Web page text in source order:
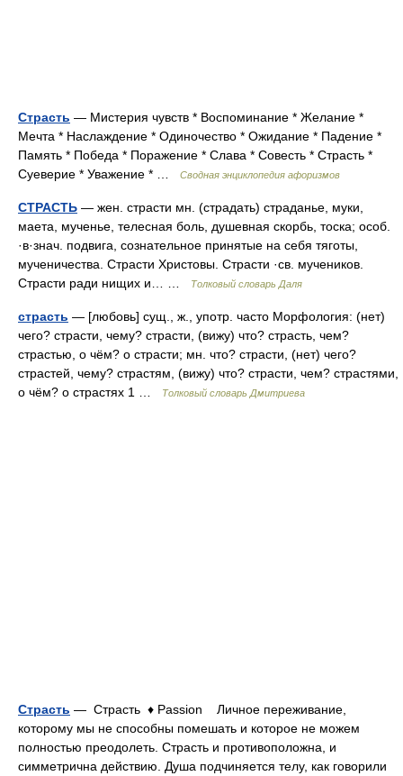
Страсть — Мистерия чувств * Воспоминание * Желание *
Мечта * Наслаждение * Одиночество * Ожидание * Падение *
Память * Победа * Поражение * Слава * Совесть * Страсть *
Суеверие * Уважение * …
Сводная энциклопедия афоризмов
СТРАСТЬ — жен. страсти мн. (страдать) страданье, муки,
маета, мученье, телесная боль, душевная скорбь, тоска; особ.
·в·знач. подвига, сознательное принятые на себя тяготы,
мученичества. Страсти Христовы. Страсти ·св. мучеников.
Страсти ради нищих и… …
Толковый словарь Даля
страсть — [любовь] сущ., ж., употр. часто Морфология: (нет)
чего? страсти, чему? страсти, (вижу) что? страсть, чем?
страстью, о чём? о страсти; мн. что? страсти, (нет) чего?
страстей, чему? страстям, (вижу) что? страсти, чем? страстями,
о чём? о страстях 1 …
Толковый словарь Дмитриева
Страсть — Страсть ♦ Passion Личное переживание,
которому мы не способны помешать и которое не можем
полностью преодолеть. Страсть и противоположна, и
симметрична действию. Душа подчиняется телу, как говорили